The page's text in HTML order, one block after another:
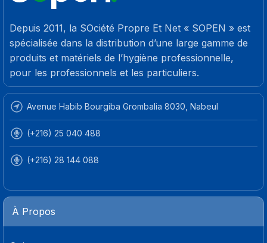
Depuis 2011, la SOciété Propre Et Net « SOPEN » est
spécialisée dans la distribution d’une large gamme de
produits et matériels de l’hygiène professionnelle,
pour les professionnels et les particuliers.
Avenue Habib Bourgiba Grombalia 8030, Nabeul
(+216) 25 040 488
(+216) 28 144 088
À Propos